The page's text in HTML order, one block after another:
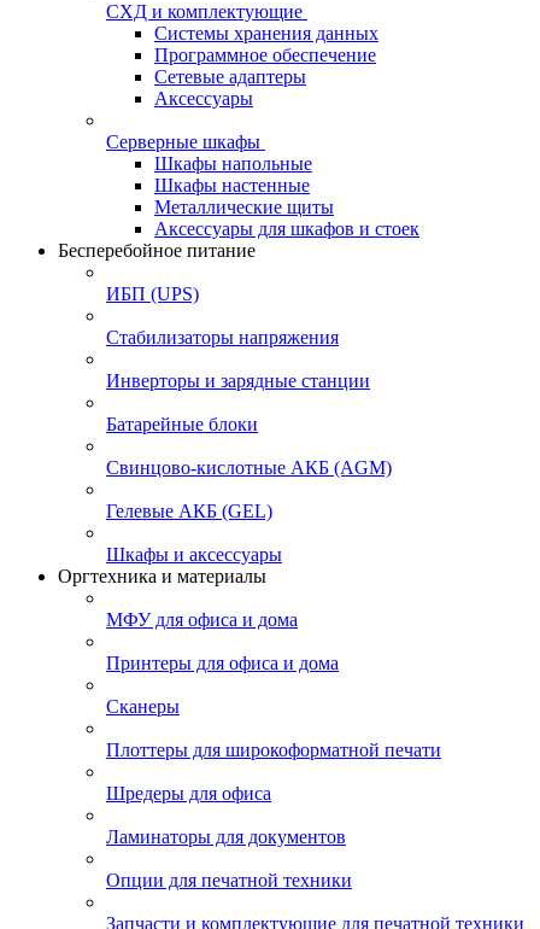
СХД и комплектующие
Системы хранения данных
Программное обеспечение
Сетевые адаптеры
Аксессуары
Серверные шкафы
Шкафы напольные
Шкафы настенные
Металлические щиты
Аксессуары для шкафов и стоек
Бесперебойное питание
ИБП (UPS)
Стабилизаторы напряжения
Инверторы и зарядные станции
Батарейные блоки
Свинцово-кислотные АКБ (AGM)
Гелевые АКБ (GEL)
Шкафы и аксессуары
Оргтехника и материалы
МФУ для офиса и дома
Принтеры для офиса и дома
Сканеры
Плоттеры для широкоформатной печати
Шредеры для офиса
Ламинаторы для документов
Опции для печатной техники
Запчасти и комплектующие для печатной техники